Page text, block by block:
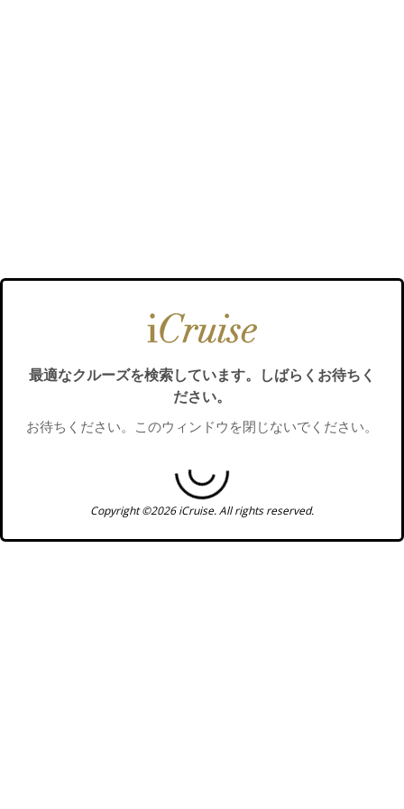
最適なクルーズを検索しています。しばらくお待ちく
ださい。
お待ちください。このウィンドウを閉じないでください。
Copyright ©2026 iCruise. All rights reserved.